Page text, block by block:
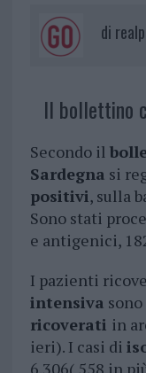
di
Il bollettino
Secondo il
Sardegna si
positivi, sulla
Sono stati
e antigenici,
I pazienti
intensiva
ricoverati in
ieri). I casi di